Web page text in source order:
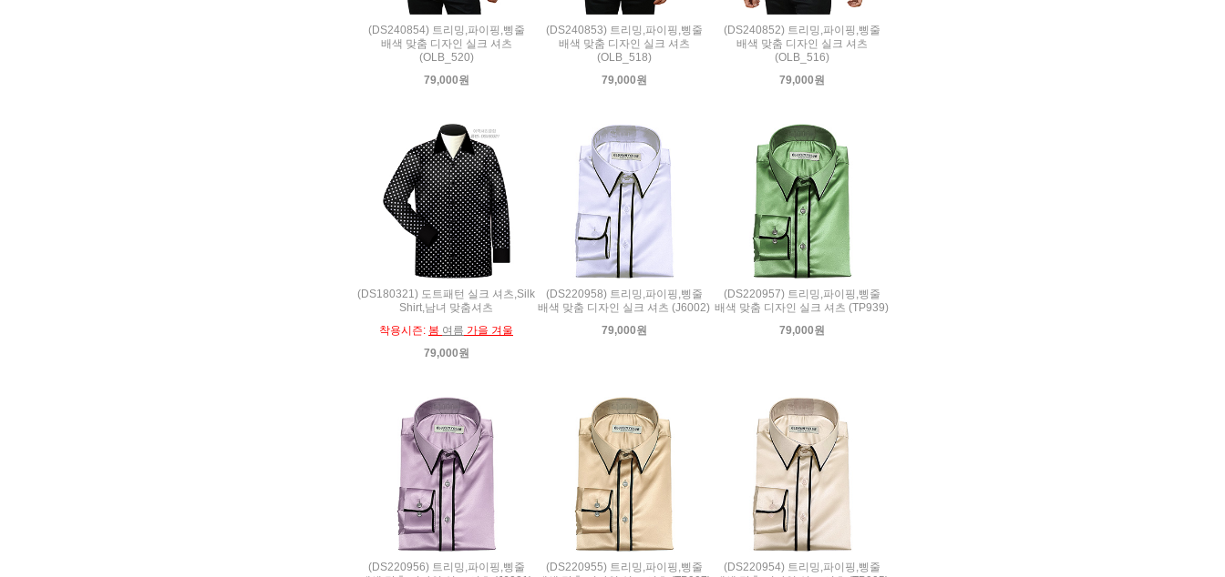
(DS240854) 트리밍,파이핑,삥줄
배색 맞춤 디자인 실크 셔츠
(OLB_520)
79,000원
(DS240853) 트리밍,파이핑,삥줄
배색 맞춤 디자인 실크 셔츠
(OLB_518)
79,000원
(DS240852) 트리밍,파이핑,삥줄
배색 맞춤 디자인 실크 셔츠
(OLB_516)
79,000원
(DS180321) 도트패턴 실크 셔츠,Silk
Shirt,남녀 맞춤셔츠
착용시즌: 봄 여름 가을 겨울
79,000원
(DS220958) 트리밍,파이핑,삥줄
배색 맞춤 디자인 실크 셔츠 (J6002)
79,000원
(DS220957) 트리밍,파이핑,삥줄
배색 맞춤 디자인 실크 셔츠 (TP939)
79,000원
(DS220956) 트리밍,파이핑,삥줄
(DS220955) 트리밍,파이핑,삥줄
(DS220954) 트리밍,파이핑,삥줄